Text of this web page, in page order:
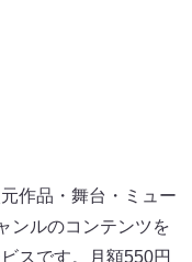
作品・舞台・ミュー
ンルのコンテンツを
スです。月額550円